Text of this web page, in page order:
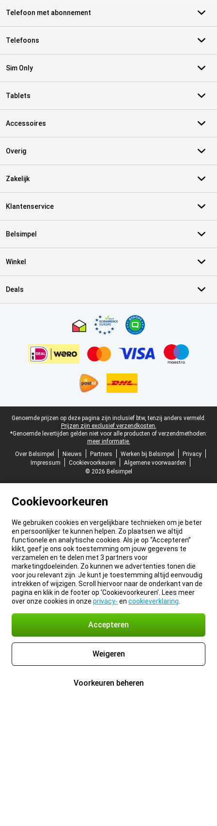
Telefoon met abonnement
Telefoons
Sim Only
Tablets
Accessoires
Overig
Zakelijk
Klantenservice
Belsimpel
Winkel
Deals
Juridische voettekst
Genoemde prijzen op deze pagina zijn inclusief btw, tenzij anders vermeld.
Prijzen zijn exclusief verzendkosten.
*Genoemde levertijden gelden niet voor alle producten of verzendmethoden:
meer informatie.
Over Belsimpel
Nieuws Partners Werken bij Belsimpel
Privacy
Impressum
Cookievoorkeuren
Algemene voorwaarden
© 2026 Belsimpel
Cookievoorkeuren
We gebruiken cookies en vergelijkbare technieken om je beter
en persoonlijker te kunnen helpen. Zo plaatsen we altijd
functionele en analytische cookies. Als je op “Accepteren”
klikt, geef je ons ook toestemming om jouw gegevens te
verzamelen en te delen met 3 partners voor
marketingdoeleinden. Zo kunnen we advertenties tonen die
voor jou relevant zijn. Je kunt je toestemming altijd eenvoudig
intrekken of wijzigen. Scroll hiervoor naar de onderkant van de
pagina en klik in de footer op 'Cookievoorkeuren'. Lees meer
over onze cookies in onze privacy- en cookieverklaring
Accepteren
Weigeren
Voorkeuren beheren